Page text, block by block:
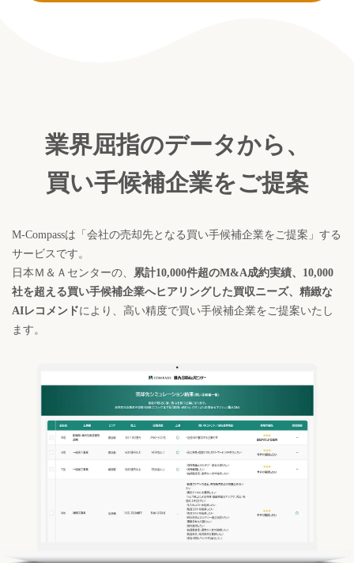
業界屈指のデータから、
買い手候補企業をご提案
M-Compassは「会社の売却先となる買い手候補企業をご提案」する
サービスです。
日本Ｍ＆Ａセンターの、 累計10,000件超のM&A成約実績、10,000
社を超える買い手候補企業へヒアリングした買収ニーズ、精緻な
AIレコメンドにより、 高い精度で買い手候補企業をご提案いたし
ます。